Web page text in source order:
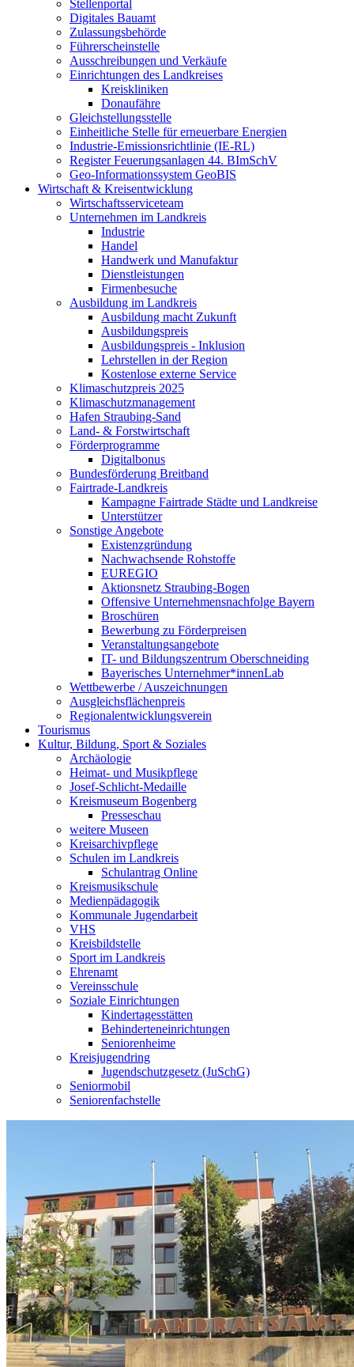
Stellenportal
Digitales Bauamt
Zulassungsbehörde
Führerscheinstelle
Ausschreibungen und Verkäufe
Einrichtungen des Landkreises
Kreiskliniken
Donaufähre
Gleichstellungsstelle
Einheitliche Stelle für erneuerbare Energien
Industrie-Emissionsrichtlinie (IE-RL)
Register Feuerungsanlagen 44. BImSchV
Geo-Informationssystem GeoBIS
Wirtschaft & Kreisentwicklung
Wirtschaftsserviceteam
Unternehmen im Landkreis
Industrie
Handel
Handwerk und Manufaktur
Dienstleistungen
Firmenbesuche
Ausbildung im Landkreis
Ausbildung macht Zukunft
Ausbildungspreis
Ausbildungspreis - Inklusion
Lehrstellen in der Region
Kostenlose externe Service
Klimaschutzpreis 2025
Klimaschutzmanagement
Hafen Straubing-Sand
Land- & Forstwirtschaft
Förderprogramme
Digitalbonus
Bundesförderung Breitband
Fairtrade-Landkreis
Kampagne Fairtrade Städte und Landkreise
Unterstützer
Sonstige Angebote
Existenzgründung
Nachwachsende Rohstoffe
EUREGIO
Aktionsnetz Straubing-Bogen
Offensive Unternehmensnachfolge Bayern
Broschüren
Bewerbung zu Förderpreisen
Veranstaltungsangebote
IT- und Bildungszentrum Oberschneiding
Bayerisches Unternehmer*innenLab
Wettbewerbe / Auszeichnungen
Ausgleichsflächenpreis
Regionalentwicklungsverein
Tourismus
Kultur, Bildung, Sport & Soziales
Archäologie
Heimat- und Musikpflege
Josef-Schlicht-Medaille
Kreismuseum Bogenberg
Presseschau
weitere Museen
Kreisarchivpflege
Schulen im Landkreis
Schulantrag Online
Kreismusikschule
Medienpädagogik
Kommunale Jugendarbeit
VHS
Kreisbildstelle
Sport im Landkreis
Ehrenamt
Vereinsschule
Soziale Einrichtungen
Kindertagesstätten
Behinderteneinrichtungen
Seniorenheime
Kreisjugendring
Jugendschutzgesetz (JuSchG)
Seniormobil
Seniorenfachstelle